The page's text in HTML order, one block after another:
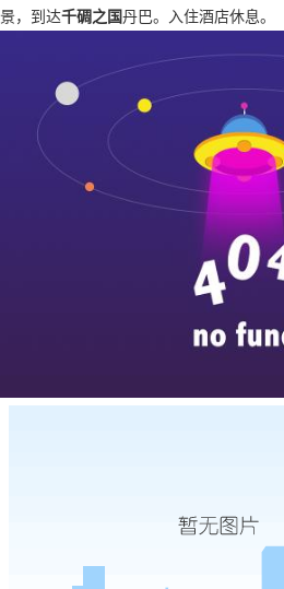
景，到达千碉之国丹巴。 入住酒店休息。